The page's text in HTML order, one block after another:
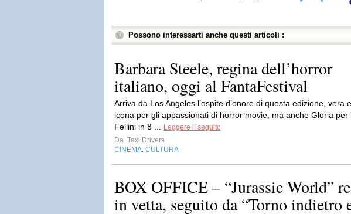
Possono interessarti anche questi articoli :
Barbara Steele, regina dell’horror
italiano, oggi al FantaFestival
Arriva da Los Angeles l’ospite d’onore di questa edizione, vera
icona per gli appassionati di horror movie, ma anche Gloria per
Fellini in 8 ...
Leggere il seguito
Da Taxi Drivers
CINEMA CULTURA
BOX OFFICE – “Jurassic World”
in vetta, seguito da “Torno indietro